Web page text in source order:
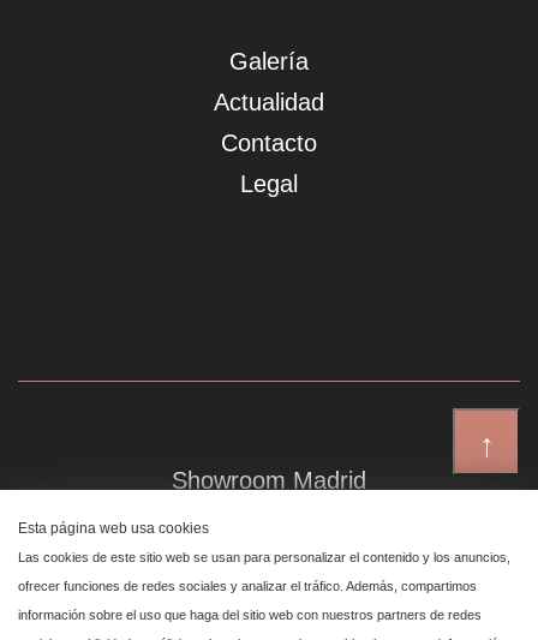
↑
Galería
Actualidad
Contacto
Legal
Showroom Madrid
Plaza de Canalejas 6, 4 izq
Centro, 28014 Madrid
Esta página web usa cookies
Las cookies de este sitio web se usan para personalizar el contenido y los anuncios,
ofrecer funciones de redes sociales y analizar el tráfico. Además, compartimos
información sobre el uso que haga del sitio web con nuestros partners de redes